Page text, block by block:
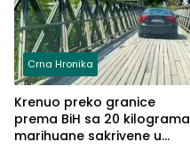
Crna Hronika
Krenuo preko granice
prema BiH sa 20 kilograma
marihuane sakrivene u